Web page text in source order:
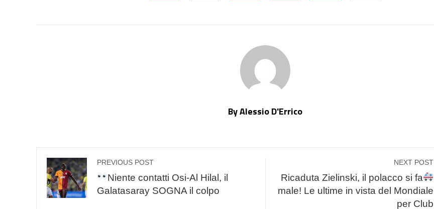
By Alessio D'Errico
PREVIOUS POST
Niente contatti Osi-Al Hilal, il
Galatasaray SOGNA il colpo
NEXT POST
Ricaduta Zielinski, il polacco si fa
male! Le ultime in vista del Mondiale
per Club